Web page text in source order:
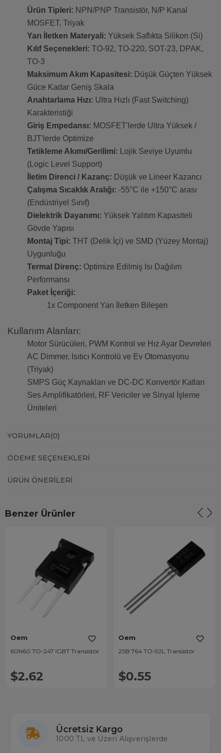
Ürün Tipleri: NPN/PNP Transistör, N/P Kanal
MOSFET, Triyak
Yarı İletken Materyali: Yüksek Saflıkta Silikon (Si)
Kılıf Seçenekleri: TO-92, TO-220, SOT-23, DPAK,
TO-3
Maksimum Akım Kapasitesi: Düşük Güçten Yüksek
Güce Kadar Geniş Skala
Anahtarlama Hızı: Ultra Hızlı (Fast Switching)
Karakteristiği
Giriş Empedansı: MOSFET'lerde Ultra Yüksek /
BJT'lerde Optimize
Tetikleme Akımı/Gerilimi: Lojik Seviye Uyumlu
(Logic Level Support)
İletim Direnci / Kazanç: Düşük ve Lineer Kazancı
Çalışma Sıcaklık Aralığı: -55°C ile +150°C arası
(Endüstriyel Sınıf)
Dielektrik Dayanımı: Yüksek Yalıtım Kapasiteli
Gövde Yapısı
Montaj Tipi: THT (Delik İçi) ve SMD (Yüzey Montaj)
Uygunluğu
Termal Direnç: Optimize Edilmiş Isı Dağılım
Performansı
Paket İçeriği:
1x Component Yarı İletken Bileşen
Kullanım Alanları:
Motor Sürücüleri, PWM Kontrol ve Hız Ayar Devreleri
AC Dimmer, Isıtıcı Kontrolü ve Ev Otomasyonu
(Triyak)
SMPS Güç Kaynakları ve DC-DC Konvertör Katları
Ses Amplifikatörleri, RF Vericiler ve Sinyal İşleme
Üniteleri
YORUMLAR(0)
ÖDEME SEÇENEKLERI
ÜRÜN ÖNERILERI
Benzer Ürünler
Oem
60N60 TO-247 IGBT Transistör
$2.62
Oem
2SB 764 TO-92L Transistör
$0.55
Ücretsiz Kargo
1000 TL ve Üzeri Alışverişlerde